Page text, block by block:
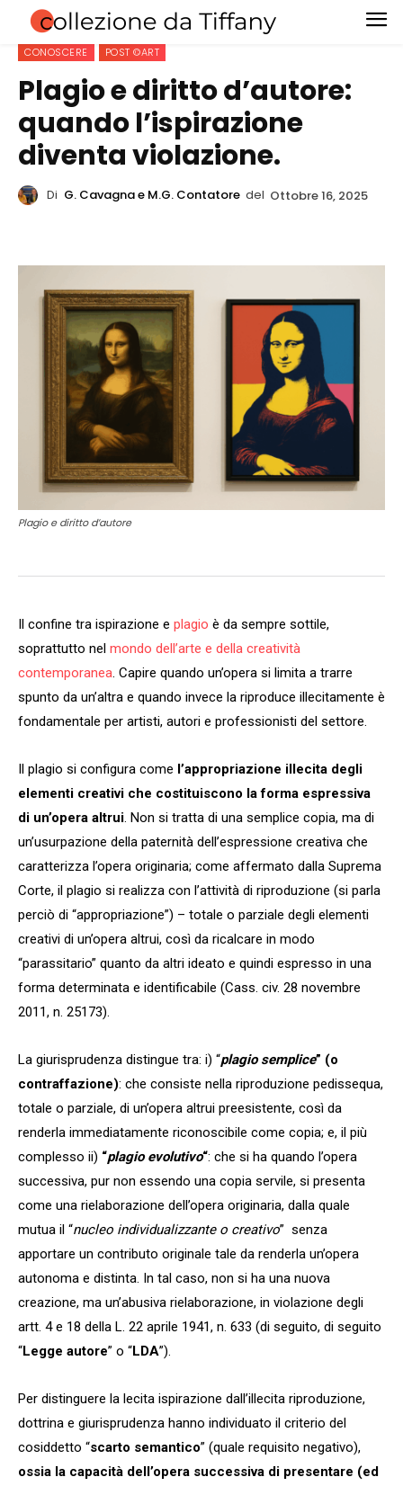
CONOSCERE POST ©ART
Plagio e diritto d’autore:
quando l’ispirazione
diventa violazione.
Di G. Cavagna e M.G. Contatore del Ottobre 16, 2025
Plagio e diritto d’autore
Il confine tra ispirazione e plagio è da sempre sottile,
soprattutto nel mondo dell’arte e della creatività
contemporanea . Capire quando un’opera si limita a trarre
spunto da un’altra e quando invece la riproduce illecitamente è
fondamentale per artisti, autori e professionisti del settore.
Il plagio si configura come l’appropriazione illecita degli
elementi creativi che costituiscono la forma espressiva
di un’opera altrui . Non si tratta di una semplice copia, ma di
un’usurpazione della paternità dell’espressione creativa che
caratterizza l’opera originaria; come affermato dalla Suprema
Corte, il plagio si realizza con l’attività di riproduzione (si parla
perciò di “appropriazione”) – totale o parziale degli elementi
creativi di un’opera altrui, così da ricalcare in modo
“parassitario” quanto da altri ideato e quindi espresso in una
forma determinata e identificabile (Cass. civ. 28 novembre
2011, n. 25173).
La giurisprudenza distingue tra: i) “plagio semplice” (o
contraffazione): che consiste nella riproduzione pedissequa,
totale o parziale, di un’opera altrui preesistente, così da
renderla immediatamente riconoscibile come copia; e, il più
complesso ii) “plagio evolutivo“: che si ha quando l’opera
successiva, pur non essendo una copia servile, si presenta
come una rielaborazione dell’opera originaria, dalla quale
mutua il “nucleo individualizzante o creativo” senza
apportare un contributo originale tale da renderla un’opera
autonoma e distinta. In tal caso, non si ha una nuova
creazione, ma un’abusiva rielaborazione, in violazione degli
artt. 4 e 18 della L. 22 aprile 1941, n. 633 (di seguito, di seguito
“Legge autore” o “LDA”).
Per distinguere la lecita ispirazione dall’illecita riproduzione,
dottrina e giurisprudenza hanno individuato il criterio del
cosiddetto “scarto semantico” (quale requisito negativo),
ossia la capacità dell’opera successiva di presentare (ed